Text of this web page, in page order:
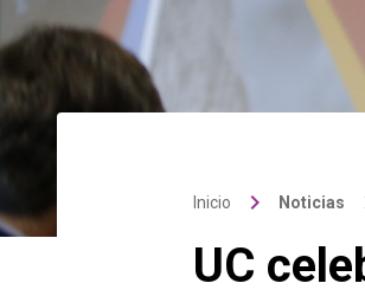
Inicio keyboard_arrow_right Noticias
UC